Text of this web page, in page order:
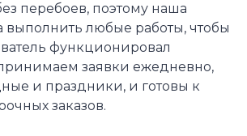
перебоев, поэтому наша
выполнить любые работы, чтобы
функционировал
заявки ежедневно,
и праздники, и готовы к
заказов.